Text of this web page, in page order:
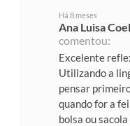
Há 8 meses
Ana Luisa
comentou:
Excelente
Utilizando a
pensar
quando for a
bolsa ou